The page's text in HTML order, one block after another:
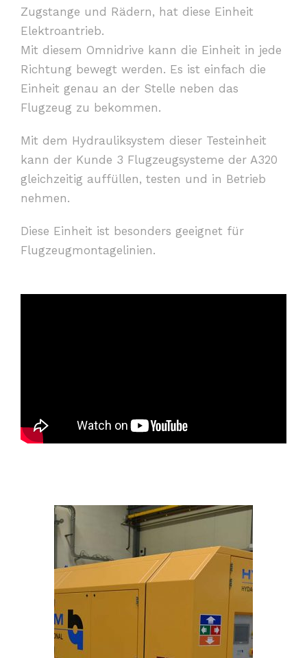
Zugstange und Rädern, hat diese Einheit
Elektroantrieb.
Mit diesem Omnidrive kann die Einheit in jede
Richtung bewegt werden. Es ist einfach die
Einheit genau an der Stelle neben das
Flugzeug zu bekommen.
Mit dem Hydrauliksystem dieser Testeinheit
kann der Kunde 3 Flugzeugsysteme der A320
gleichzeitig auffüllen, testen und in Betrieb
nehmen.
Diese Einheit ist besonders geeignet für
Flugzeugmontagelinien.